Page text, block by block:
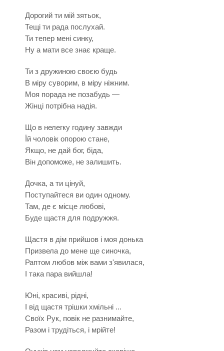
Дорогий ти мій зятьок,
Тещі ти рада послухай.
Ти тепер мені синку,
Ну а мати все знає краще.
Ти з дружиною своєю будь
В міру суворим, в міру ніжним.
Моя порада не позабудь —
Жінці потрібна надія.
Що в нелегку годину завжди
Їй чоловік опорою стане,
Якщо, не дай бог, біда,
Він допоможе, не залишить.
Дочка, а ти цінуй,
Поступайтеся ви один одному.
Там, де є місце любові,
Буде щастя для подружжя.
Щастя в дім прийшов і моя донька
Призвела до мене ще синочка,
Раптом любов між вами з'явилася,
І така пара вийшла!
Юні, красиві, рідні,
І від щастя трішки хмільні ...
Своїх Рук, повік не разнимайте,
Разом і трудіться, і мрійте!